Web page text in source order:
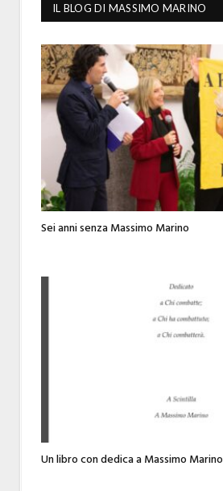
IL BLOG DI MASSIMO MARINO
Sei anni senza Massimo Marino
Un libro con dedica a Massimo Marino